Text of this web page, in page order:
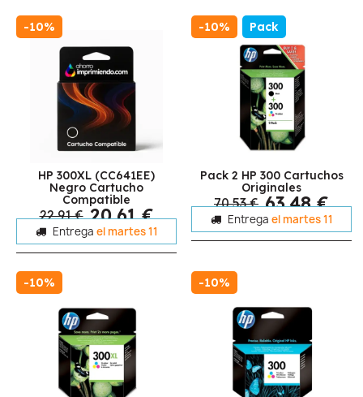
-10%
HP 300XL (CC641EE)
Negro Cartucho
Compatible
22,91 € 20,61 €
Entrega el martes 11
-10% Pack
Pack 2 HP 300 Cartuchos
Originales
70,53 € 63,48 €
Entrega el martes 11
-10% -10%